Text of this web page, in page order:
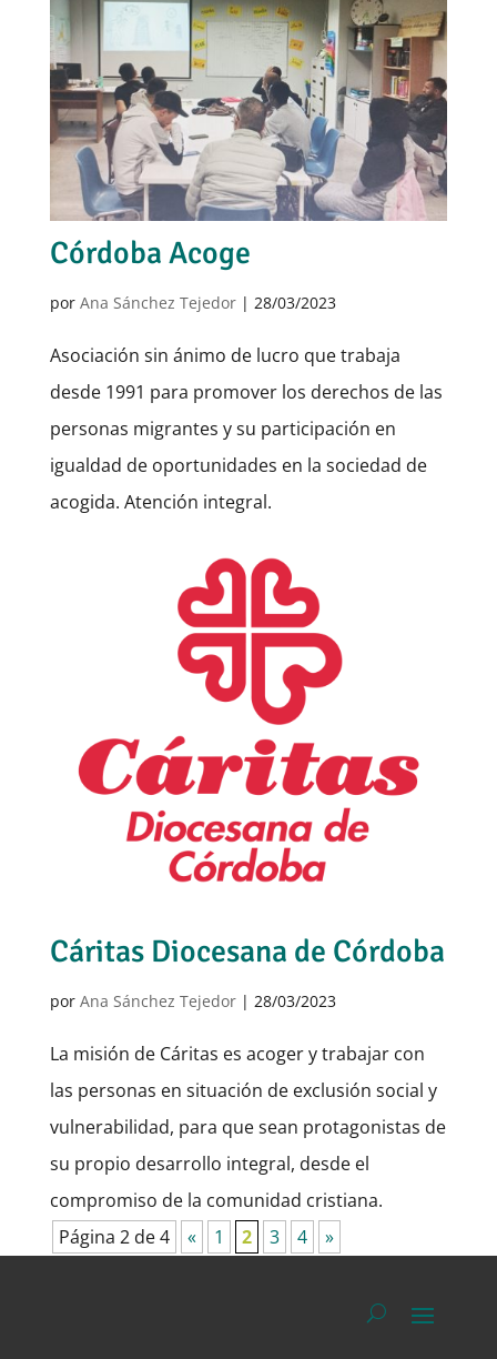
Córdoba Acoge
por Ana Sánchez Tejedor| 28/03/2023
Asociación sin ánimo de lucro que trabaja
desde 1991 para promover los derechos de las
personas migrantes y su participación en
igualdad de oportunidades en la sociedad de
acogida. Atención integral.
Cáritas Diocesana de Córdoba
por Ana Sánchez Tejedor| 28/03/2023
La misión de Cáritas es acoger y trabajar con
las personas en situación de exclusión social y
vulnerabilidad, para que sean protagonistas de
su propio desarrollo integral, desde el
compromiso de la comunidad cristiana.
Página 2 de 4
« 1 2 3 4 »